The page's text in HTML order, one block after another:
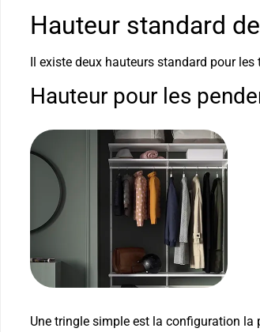
Hauteur standard
Il existe deux hauteurs standard pour les
Hauteur pour les
Une tringle simple est la configuration la